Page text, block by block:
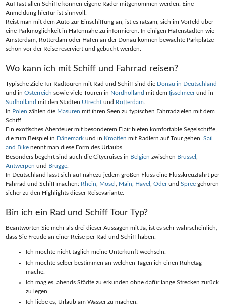
Auf fast allen Schiffe können eigene Räder mitgenommen werden. Eine
Anmeldung hierfür ist sinnvoll.
Reist man mit dem Auto zur Einschiffung an, ist es ratsam, sich im Vorfeld über
eine Parkmöglichkeit in Hafennähe zu informieren. In einigen Hafenstädten wie
Amsterdam, Rotterdam oder Häfen an der Donau können bewachte Parkplätze
schon vor der Reise reserviert und gebucht werden.
Wo kann ich mit Schiff und Fahrrad reisen?
Typische Ziele für Radtouren mit Rad und Schiff sind die Donau in Deutschland
und inÖsterreich sowie viele Touren in Nordholland mit dem Ijsselmeerund in
Südholland mit den Städten Utrecht und Rotterdam.
In Polen zählen die Masuren mit ihren Seen zu typischen Fahrradzielen mit dem
Schiff.
Ein exotisches Abenteuer mit besonderem Flair bieten komfortable Segelschiffe,
die zum Beispiel in Dänemark und in Kroatien mit Radlern auf Tour gehen.Sail
and Bike nennt man diese Form des Urlaubs.
Besonders begehrt sind auch die Citycruises in Belgien zwischen Brüssel,
Antwerpen und Brügge.
In Deutschland lässt sich auf nahezu jedem großen Fluss eine Flusskreuzfahrt per
Fahrrad und Schiff machen: Rhein, Mosel, Main, Havel,OderundSpree gehören
sicher zu den Highlights dieser Reisevariante.
Bin ich ein Rad und Schiff Tour Typ?
Beantworten Sie mehr als drei dieser Aussagen mit Ja, ist es sehr wahrscheinlich,
dass Sie Freude an einer Reise per Rad und Schiff haben.
Ich möchte nicht täglich meine Unterkunft wechseln.
Ich möchte selber bestimmen an welchen Tagen ich einen Ruhetag
mache.
Ich mag es, abends Städte zu erkunden ohne dafür lange Strecken zurück
zu legen.
Ich liebe es, Urlaub am Wasser zu machen.